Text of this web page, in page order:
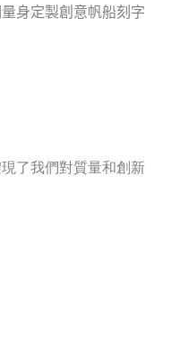
身定製創意帆船刻字
了我們對質量和創新